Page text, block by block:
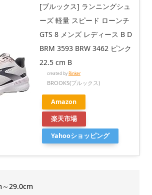
[ブルックス] ランニングシュ
ーズ 軽量 スピード ローンチ
GTS 8 メンズ レディース B D
BRM 3593 BRW 3462 ピンク
22.5 cm B
created byRinker
BROOKS(ブルックス)
Amazon
楽天市場
Yahooショッピング
29.0cm